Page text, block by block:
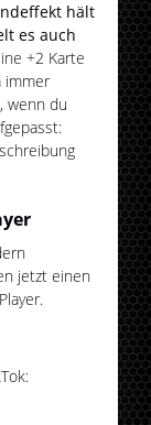
hält
es auch
+2 Karte
immer
wenn du
jetzt einen